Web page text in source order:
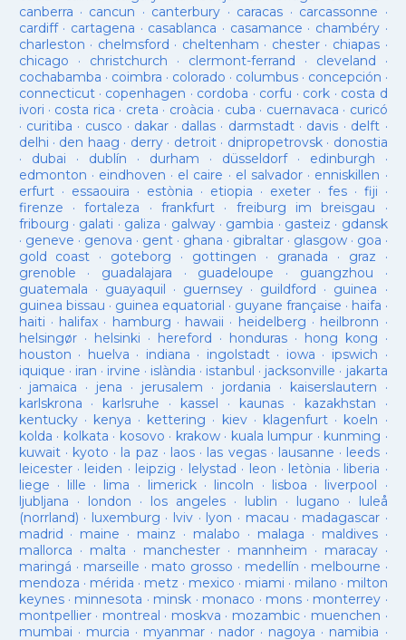
canberra · cancun · canterbury · caracas · carcassonne ·
cardiff· cartagena · casablanca · casamance · chambéry·
charleston · chelmsford · cheltenham · chester· chiapas ·
chicago · christchurch · clermont-ferrand · cleveland ·
cochabamba · coimbra · colorado · columbus· concepción ·
connecticut· copenhagen · cordoba · corfu · cork · costa d
ivori · costa rica · creta · croàcia · cuba · cuernavaca · curicó
· curitiba · cusco · dakar · dallas · darmstadt· davis · delft ·
delhi · den haag · derry· detroit· dnipropetrovsk· donostia
· dubai · dublín · durham · düsseldorf· edinburgh ·
edmonton · eindhoven · el caire · el salvador · enniskillen ·
erfurt· essaouira · estònia · etiopia · exeter· fes· fiji ·
firenze ·fortaleza · frankfurt· freiburg im breisgau ·
fribourg · galati · galiza · galway· gambia · gasteiz · gdansk
· geneve · genova · gent· ghana · gibraltar· glasgow· goa ·
gold coast · goteborg · gottingen · granada · graz ·
grenoble · guadalajara · guadeloupe · guangzhou ·
guatemala · guayaquil · guernsey· guildford · guinea ·
guinea bissau · guinea equatorial · guyane française · haifa ·
haiti · halifax · hamburg · hawaii · heidelberg · heilbronn ·
helsingør· helsinki · hereford · honduras· hong kong ·
houston · huelva · indiana · ingolstadt· iowa · ipswich ·
iquique · iran · irvine · islàndia · istanbul · jacksonville · jakarta
· jamaica · jena · jerusalem · jordania · kaiserslautern ·
karlskrona · karlsruhe · kassel · kaunas· kazakhstan ·
kentucky· kenya · kettering · kiev· klagenfurt · koeln ·
kolda · kolkata · kosovo · krakow· kuala lumpur · kunming ·
kuwait· kyoto · la paz · laos· las vegas· lausanne · leeds ·
leicester· leiden · leipzig · lelystad · leon · letònia · liberia ·
liege · lille · lima · limerick· lincoln · lisboa · liverpool ·
ljubljana · london · los angeles· lublin · lugano · luleå
(norrland) · luxemburg · lviv · lyon · macau · madagascar·
madrid · maine · mainz · malabo · malaga · maldives·
mallorca · malta · manchester· mannheim · maracay·
maringá · marseille · mato grosso · medellín · melbourne ·
mendoza · mérida · metz · mexico · miami · milano · milton
keynes· minnesota · minsk · monaco · mons · monterrey ·
montpellier· montreal · moskva · mozambic· muenchen ·
mumbai · murcia · myanmar· nador · nagoya · namibia ·